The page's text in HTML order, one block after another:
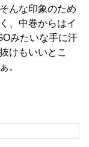
んな印象のため
、中巻からはイ
みたいな手に汗
けもいいとこ
。